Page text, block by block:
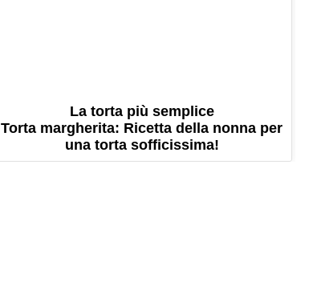
La torta più semplice
Torta margherita: Ricetta della nonna per
una torta sofficissima!